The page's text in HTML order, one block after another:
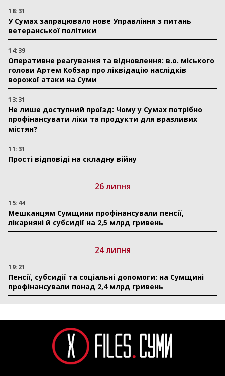
18:31
У Сумах запрацювало нове Управління з питань
ветеранської політики
14:39
Оперативне реагування та відновлення: в.о. міського
голови Артем Кобзар про ліквідацію наслідків
ворожої атаки на Суми
13:31
Не лише доступний проїзд: Чому у Сумах потрібно
профінансувати ліки та продукти для вразливих
містян?
11:31
Прості відповіді на складну війну
26 липня
15:44
Мешканцям Сумщини профінансували пенсії,
лікарняні й субсидії на 2,5 млрд гривень
24 липня
19:21
Пенсії, субсидії та соціальні допомоги: на Сумщині
профінансували понад 2,4 млрд гривень